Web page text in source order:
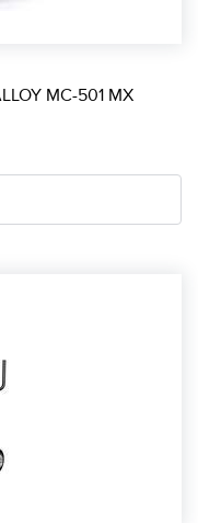
МС-501 МХ